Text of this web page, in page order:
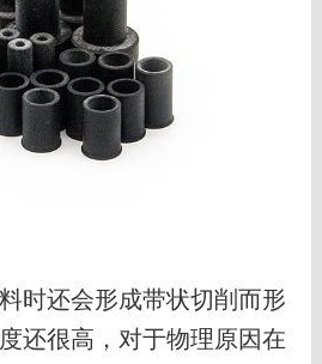
时还会形成带状切削而形
还很高，对于物理原因在